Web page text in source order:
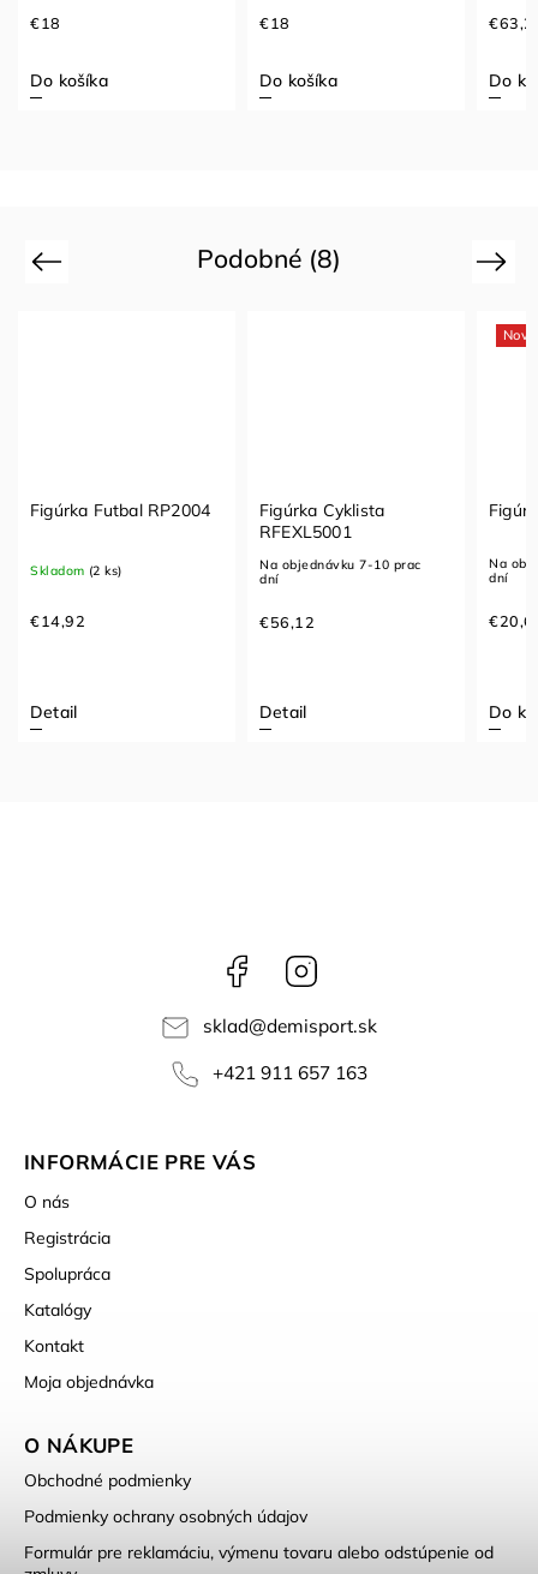
€18
Do košíka
€18
Do košíka Do
Podobné (8)
Previous
Figúrka Futbal RP2004
Skladom (2 ks)
€14,92
Detail
Figúrka Cyklista
RFEXL5001
Na objednávku 7-10 prac
dní
€56,12
Detail
Na
dní
Do
Next
Facebook
sklad@demisport.sk
+421 911 657 163
INFORMÁCIE PRE VÁS
O nás
Registrácia
Spolupráca
Katalógy
Kontakt
Moja objednávka
O NÁKUPE
Obchodné podmienky
Podmienky ochrany osobných údajov
Formulár pre reklamáciu, výmenu tovaru alebo odstúpenie od